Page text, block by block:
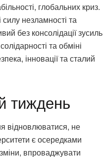
глобальних криз.
незламності та
без консолідації зусиль
та обміні
інновації та сталий
тиждень
відновлюватися, не
є осередками
впроваджувати